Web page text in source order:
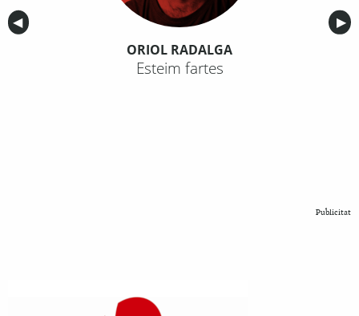
Anterior
◀︎ ▶︎
ORIOL RADALGA
Esteim fartes
Publicitat